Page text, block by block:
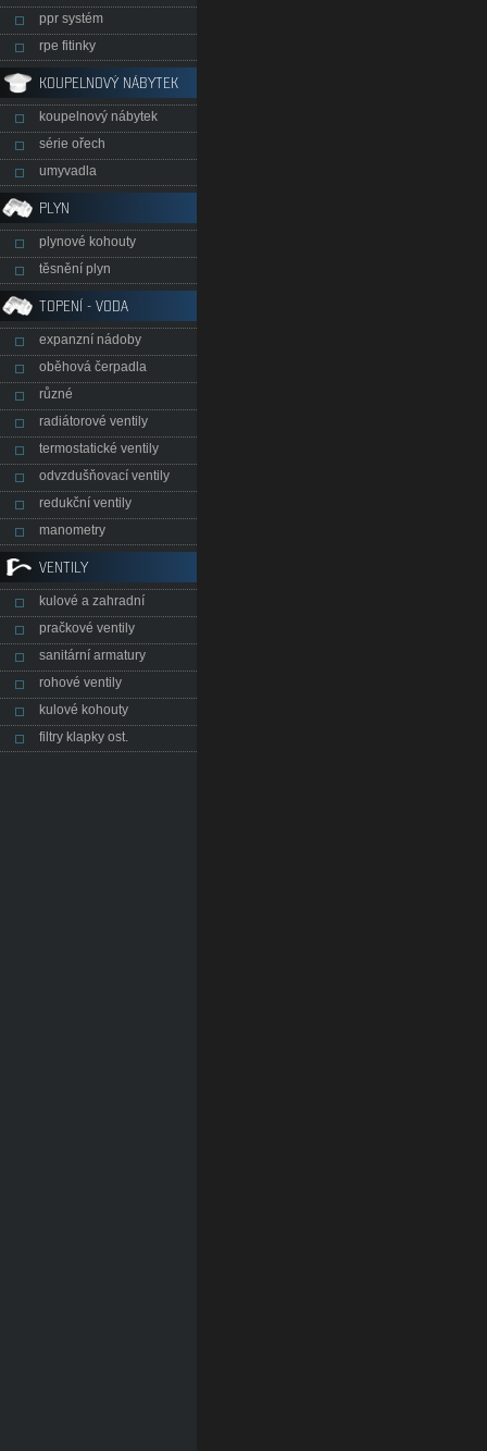
ppr systém
rpe fitinky
KOUPELNOVÝ NÁBYTEK
koupelnový nábytek
série ořech
umyvadla
PLYN
plynové kohouty
těsnění plyn
TOPENÍ - VODA
expanzní nádoby
oběhová čerpadla
různé
radiátorové ventily
termostatické ventily
odvzdušňovací ventily
redukční ventily
manometry
VENTILY
kulové a zahradní
pračkové ventily
sanitární armatury
rohové ventily
kulové kohouty
filtry klapky ost.